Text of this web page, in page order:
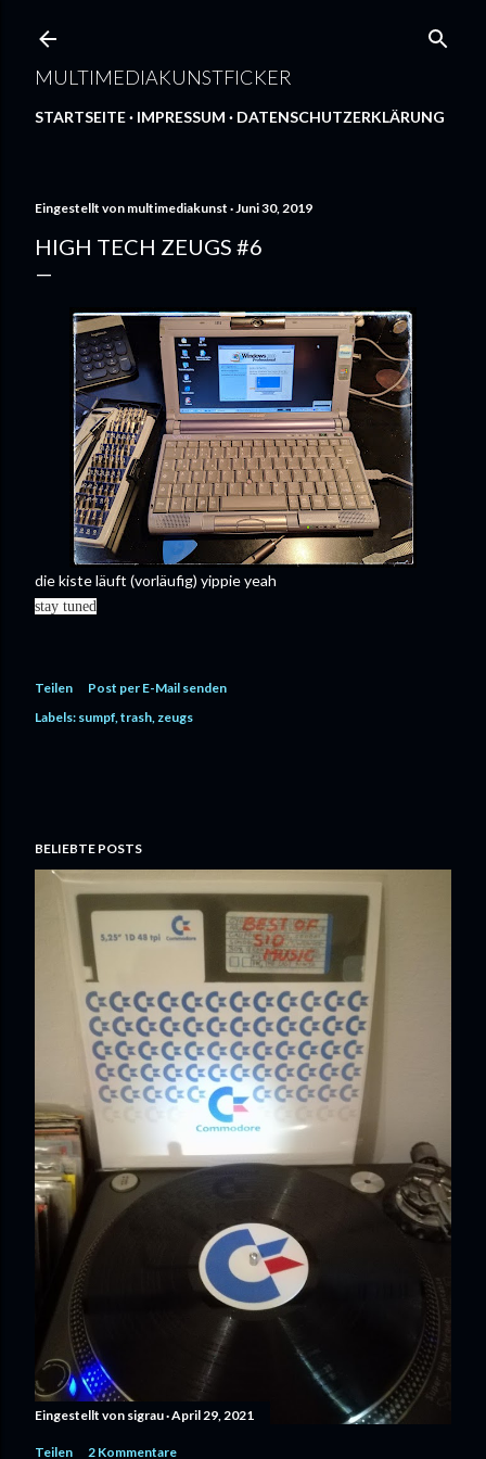
MULTIMEDIAKUNSTFICKER
STARTSEITE IMPRESSUM DATENSCHUTZERKLÄRUNG
Eingestellt von multimediakunst Juni 30, 2019
HIGH TECH ZEUGS #6
die kiste läuft (vorläufig) yippie yeah
stay tuned
Teilen
Post per E-Mail senden
Labels: sumpf trash zeugs
BELIEBTE POSTS
Eingestellt von sigrau April 29, 2021
Teilen 2 Kommentare